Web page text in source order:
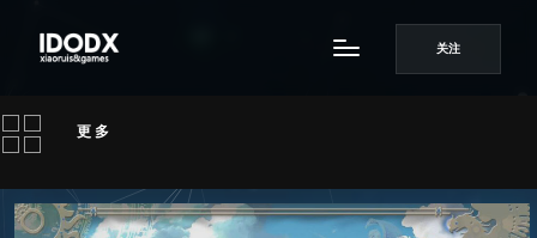
关注
更 多